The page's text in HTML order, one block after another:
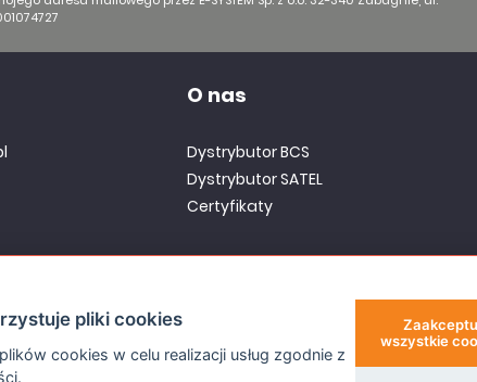
O nas
Dystrybutor BCS
Dystrybutor SATEL
Certyfikaty
pliki cookies
cookies w celu realizacji usług zgodnie z
.
wszystkie